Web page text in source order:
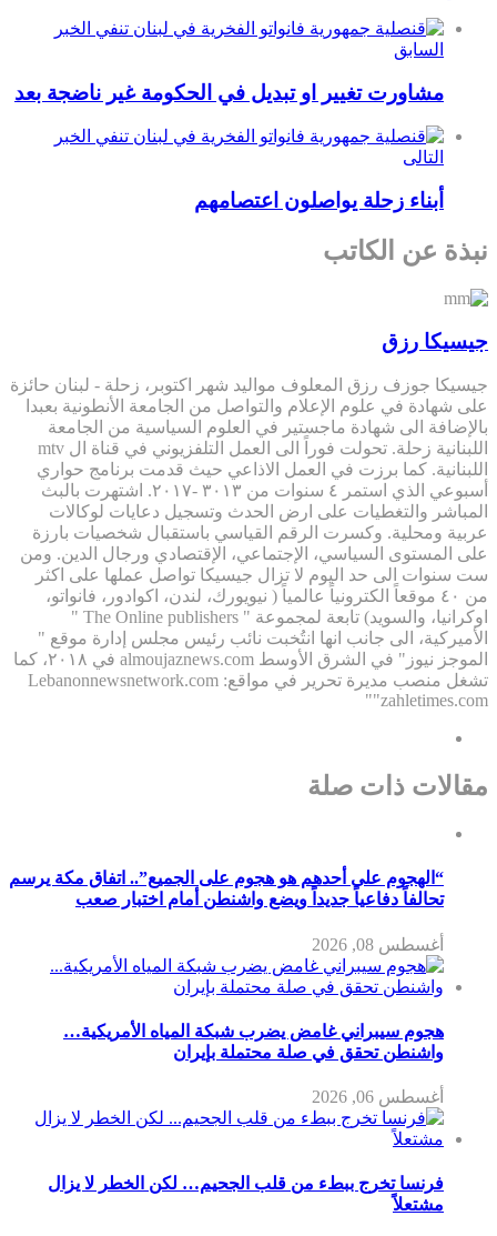
السابق
مشاورت تغيير او تبديل في الحكومة غير ناضجة بعد
التالى
أبناء زحلة يواصلون اعتصامهم
نبذة عن الكاتب
جيسيكا رزق
جيسيكا جوزف رزق المعلوف مواليد شهر اكتوبر، زحلة - لبنان حائزة
على شهادة في علوم الإعلام والتواصل من الجامعة الأنطونية بعبدا
بالإضافة الى شهادة ماجستير في العلوم السياسية من الجامعة
اللبنانية زحلة. تحولت فوراً الى العمل التلفزيوني في قناة ال mtv
اللبنانية. كما برزت في العمل الاذاعي حيث قدمت برنامج حواري
أسبوعي الذي استمر ٤ سنوات من ٣٠١٣ -٢٠١٧. اشتهرت بالبث
المباشر والتغطيات على ارض الحدث وتسجيل دعايات لوكالات
عربية ومحلية. وكسرت الرقم القياسي باستقبال شخصيات بارزة
على المستوى السياسي، الإجتماعي، الإقتصادي ورجال الدين. ومن
ست سنوات الى حد اليوم لا تزال جيسيكا تواصل عملها على اكثر
من ٤٠ موقعاً الكترونياً عالمياً ( نيويورك، لندن، اكوادور، فانواتو،
اوكرانيا، والسويد) تابعة لمجموعة " The Online publishers "
الأميركية، الى جانب انها انتُخبت نائب رئيس مجلس إدارة موقع "
الموجز نيوز" في الشرق الأوسط almoujaznews.com في ٢٠١٨، كما
تشغل منصب مديرة تحرير في مواقع: Lebanonnewsnetwork.com
"zahletimes.com"
مقالات ذات صلة
“الهجوم على أحدهم هو هجوم على الجميع”.. اتفاق مكة يرسم
تحالفاً دفاعياً جديداً ويضع واشنطن أمام اختبار صعب
أغسطس 08, 2026
هجوم سيبراني غامض يضرب شبكة المياه الأمريكية…
واشنطن تحقق في صلة محتملة بإيران
أغسطس 06, 2026
فرنسا تخرج ببطء من قلب الجحيم… لكن الخطر لا يزال
مشتعلاً